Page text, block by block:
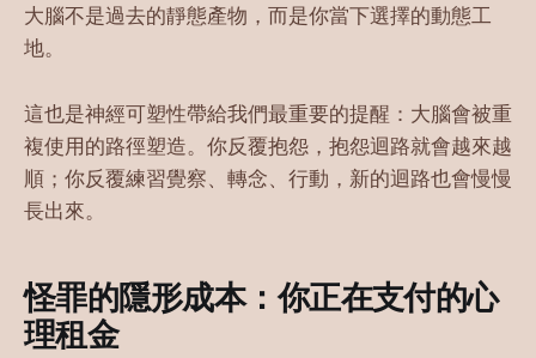
大腦不是過去的靜態產物，而是你當下選擇的動態工
地。
這也是神經可塑性帶給我們最重要的提醒：大腦會被重
複使用的路徑塑造。你反覆抱怨，抱怨迴路就會越來越
順；你反覆練習覺察、轉念、行動，新的迴路也會慢慢
長出來。
怪罪的隱形成本：你正在支付的心
理租金